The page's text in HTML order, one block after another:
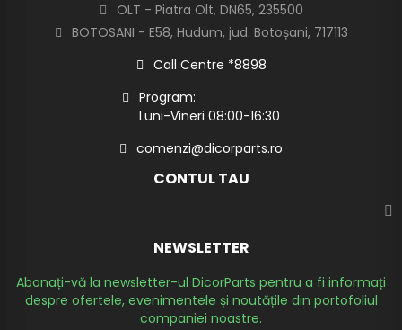
OLT - Piatra Olt, DN65, 235500
BOTOSANI - E58, Hudum, jud. Botoșani, 717113
Call Centre *8898
Program:
Luni-Vineri 08:00-16:30
comenzi@dicorparts.ro
CONTUL TAU
NEWSLETTER
Abonați-vă la newsletter-ul DicorParts pentru a fi informați
despre ofertele, evenimentele și noutățile din portofoliul
companiei noastre.